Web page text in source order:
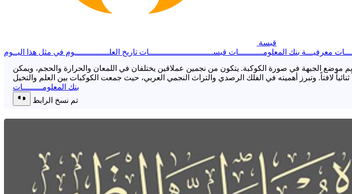
قبسة
معرفيـــة بنك المعلومــــــــــات قبســــــــــــــــــــــــــات تاريخ العلــــــــــــــوم في مثل هذا اليــوم
موضع الجبهة في صورة الكوكبة. يتكون من نجمين عملاقين يختلفان في اللمعان والحرارة والحجم، ويمكن
بنك المعلومــــــــات
تم نسخ الرابط